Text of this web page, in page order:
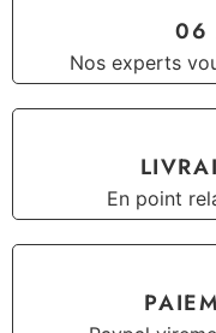
06
Nos experts
En point